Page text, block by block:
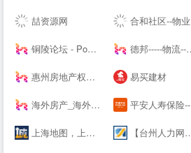
喆资源网 合和社区--物业管理服务综合信息论坛
铜陵论坛 - Powered by Discuz! 德邦-----物流--一站式服务
惠州房地产权威媒体-惠民之家房产网 易买建材
海外房产_海外买房置业_海外房产投资 - 外国买房网 | Waigf.com 平安人寿保险---人寿保险,重疾保险,意外保险,医疗保险,少儿保险,理财储蓄
上海地图，上海电子地图，上海街景地图，实景地图 - 城市吧街景地图2021 【台州人力网】台州人才网，台州--，台州最新人才招聘信息！